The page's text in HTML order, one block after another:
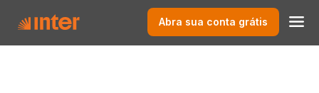
Abra sua conta grátis